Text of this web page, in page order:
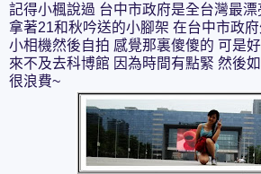
記得小楓說過 台中市政府是全台灣最
拿著21和秋吟送的小腳架 在台中市政
小相機然後自拍 感覺那裏傻傻的 可是
來不及去科博館 因為時間有點緊 然後
很浪費~